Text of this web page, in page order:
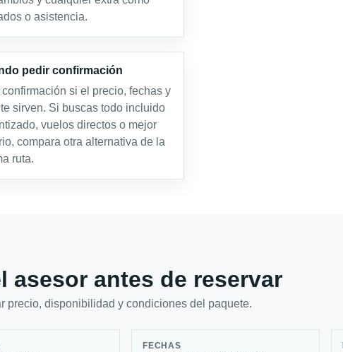
o asistencia.
pedir confirmación
confirmación si el precio, fechas y
sirven. Si buscas todo incluido
vuelos directos o mejor
compara otra alternativa de la
ruta.
asesor antes de reservar
precio, disponibilidad y condiciones del paquete.
FECHAS